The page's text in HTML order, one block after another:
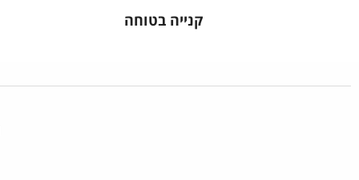
קנייה בטוחה